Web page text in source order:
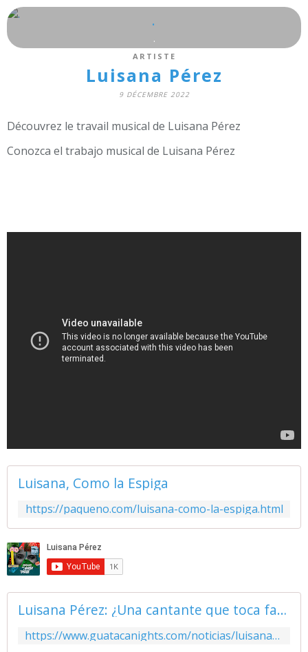
.
.
ARTISTE
Luisana Pérez
9 DÉCEMBRE 2022
Découvrez le travail musical de Luisana Pérez
Conozca el trabajo musical de Luisana Pérez
Luisana, Como la Espiga
https://paqueno.com/luisana-como-la-espiga.html
Luisana Pérez: ¿Una cantante que toca fagot o una fagotista que canta? - Guataca Nights
https://www.guatacanights.com/noticias/luisana-perez-entrevista-eudomar-chacon-hernandez